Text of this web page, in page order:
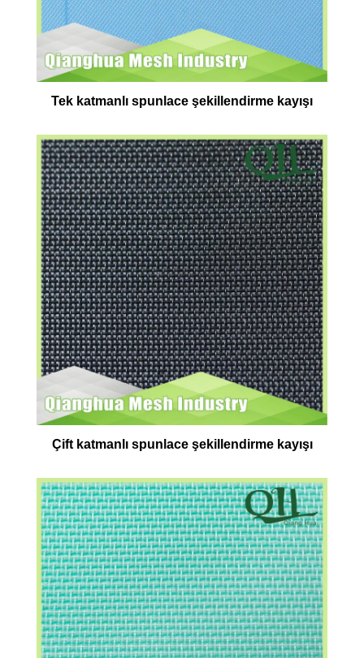
Tek katmanlı spunlace şekillendirme kayışı
Çift katmanlı spunlace şekillendirme kayışı